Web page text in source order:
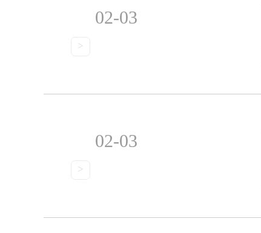
02-03
>
02-03
>